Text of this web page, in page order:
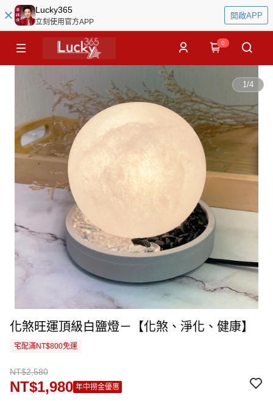
Lucky365
立刻使用官方APP
開啟APP
0
1/4
化煞旺運頂級白鹽燈－【化煞、淨化、健康】
宅配滿NT$800免運
NT$2,580
NT$1,980 年中撈金優惠